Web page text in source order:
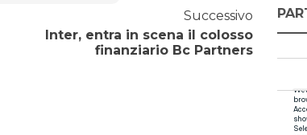
Successivo
Inter, entra in scena il colosso
finanziario Bc Partners